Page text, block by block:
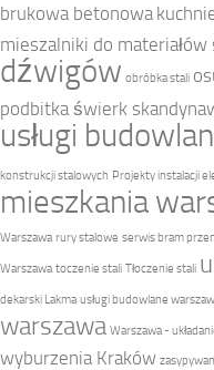
brukowa betonowa
mieszalniki do materiałów
dźwigów obróbka stali
podbitka świerk
usługi
konstrukcji stalowych Projekty instalacji
mieszkania
Warszawa rury stalowe serwis bram
Warszawa toczenie stali Tłoczenie stali
dekarski Lakma usługi budowlane
warszawa Warszawa -
wyburzenia Kraków